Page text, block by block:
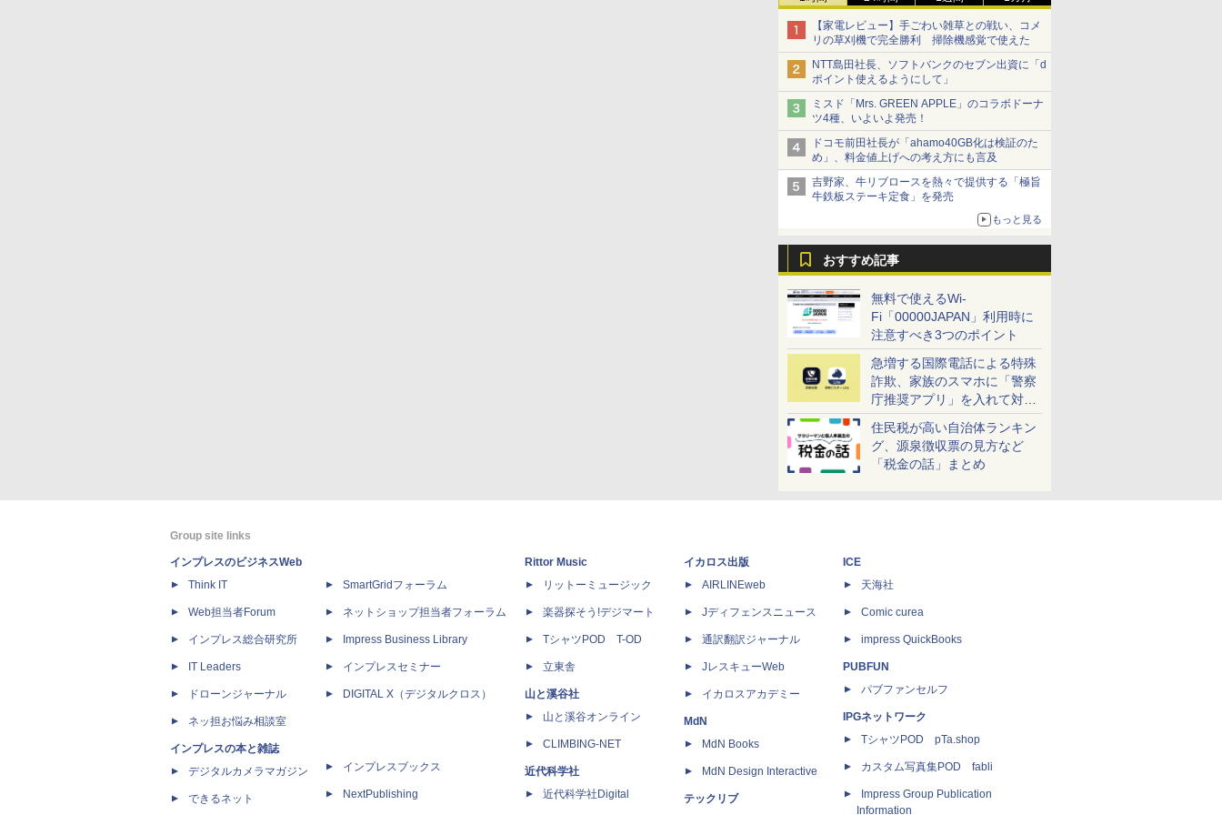
【家電レビュー】手ごわい雑草との戦い、コメ
リの草刈機で完全勝利 掃除機感覚で使えた
NTT島田社長、ソフトバンクのセブン出資に「d
ポイント使えるようにして」
ミスド「Mrs. GREEN APPLE」のコラボドーナ
ツ4種、いよいよ発売！
ドコモ前田社長が「ahamo40GB化は検証のた
め」、料金値上げへの考え方にも言及
吉野家、牛リブロースを熱々で提供する「極旨
牛鉄板ステーキ定食」を発売
もっと見る
おすすめ記事
無料で使えるWi-
Fi「00000JAPAN」利用時に
注意すべき3つのポイント
急増する国際電話による特殊
詐欺、家族のスマホに「警察
庁推奨アプリ」を入れて対策
しよう！
住民税が高い自治体ランキン
グ、源泉徴収票の見方など
「税金の話」まとめ
Group site links
インプレスのビジネスWeb
Think IT
Web担当者Forum
インプレス総合研究所
IT Leaders
ドローンジャーナル
ネッ担お悩み相談室
インプレスの本と雑誌
デジタルカメラマガジン
できるネット
SmartGridフォーラム
ネットショップ担当者フォーラム
Impress Business Library
インプレスセミナー
DIGITAL X（デジタルクロス）
インプレスブックス
NextPublishing
Rittor Music
リットーミュージック
楽器探そう!デジマート
TシャツPOD T-OD
立東舎
山と溪谷社
山と溪谷オンライン
CLIMBING-NET
近代科学社
近代科学社Digital
イカロス出版
AIRLINEweb
Jディフェンスニュース
通訳翻訳ジャーナル
JレスキューWeb
イカロスアカデミー
MdN
MdN Books
MdN Design Interactive
テックリブ
ICE
天海社
Comic curea
impress QuickBooks
PUBFUN
パブファンセルフ
IPGネットワーク
TシャツPOD pTa.shop
カスタム写真集POD fabli
Impress Group Publication
Information